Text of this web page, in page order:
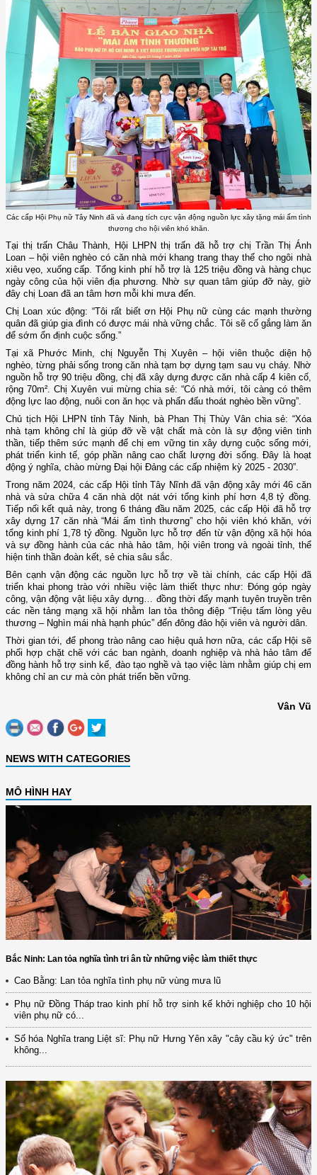
Các cấp Hội Phụ nữ Tây Ninh đã và đang tích cực vận động nguồn lực xây tặng mái ấm tình
thương cho hội viên khó khăn.
Tại thị trấn Châu Thành, Hội LHPN thị trấn đã hỗ trợ chị Trần Thị Ánh
Loan – hội viên nghèo có căn nhà mới khang trang thay thế cho ngôi nhà
xiêu vẹo, xuống cấp. Tổng kinh phí hỗ trợ là 125 triệu đồng và hàng chục
ngày công của hội viên địa phương. Nhờ sự quan tâm giúp đỡ này, giờ
đây chị Loan đã an tâm hơn mỗi khi mưa đến.
Chị Loan xúc động: “Tôi rất biết ơn Hội Phụ nữ cùng các mạnh thường
quân đã giúp gia đình có được mái nhà vững chắc. Tôi sẽ cố gắng làm ăn
để sớm ổn định cuộc sống.”
Tại xã Phước Minh, chị Nguyễn Thị Xuyên – hội viên thuộc diện hộ
nghèo, từng phải sống trong căn nhà tạm bợ dựng tạm sau vụ cháy. Nhờ
nguồn hỗ trợ 90 triệu đồng, chị đã xây dựng được căn nhà cấp 4 kiên cố,
rộng 70m². Chị Xuyên vui mừng chia sẻ: “Có nhà mới, tôi càng có thêm
động lực lao động, nuôi con ăn học và phấn đấu thoát nghèo bền vững”.
Chủ tịch Hội LHPN tỉnh Tây Ninh, bà Phan Thị Thùy Vân chia sẻ: “Xóa
nhà tạm không chỉ là giúp đỡ về vật chất mà còn là sự động viên tinh
thần, tiếp thêm sức mạnh để chị em vững tin xây dựng cuộc sống mới,
phát triển kinh tế, góp phần nâng cao chất lượng đời sống. Đây là hoạt
động ý nghĩa, chào mừng Đại hội Đảng các cấp nhiệm kỳ 2025 - 2030”.
Trong năm 2024, các cấp Hội tỉnh Tây Nĩnh đã vận động xây mới 46 căn
nhà và sửa chữa 4 căn nhà dột nát với tổng kinh phí hơn 4,8 tỷ đồng.
Tiếp nối kết quả này, trong 6 tháng đầu năm 2025, các cấp Hội đã hỗ trợ
xây dựng 17 căn nhà “Mái ấm tình thương” cho hội viên khó khăn, với
tổng kinh phí 1,78 tỷ đồng. Nguồn lực hỗ trợ đến từ vận động xã hội hóa
và sự đồng hành của các nhà hảo tâm, hội viên trong và ngoài tỉnh, thể
hiện tinh thần đoàn kết, sẻ chia sâu sắc.
Bên cạnh vận động các nguồn lực hỗ trợ về tài chính, các cấp Hội đã
triển khai phong trào với nhiều việc làm thiết thực như: Đóng góp ngày
công, vận động vật liệu xây dựng… đồng thời đẩy mạnh tuyên truyền trên
các nền tảng mạng xã hội nhằm lan tỏa thông điệp “Triệu tấm lòng yêu
thương – Nghìn mái nhà hạnh phúc” đến đông đảo hội viên và người dân.
Thời gian tới, để phong trào nâng cao hiệu quả hơn nữa, các cấp Hội sẽ
phối hợp chặt chẽ với các ban ngành, doanh nghiệp và nhà hảo tâm để
đồng hành hỗ trợ sinh kế, đào tạo nghề và tạo việc làm nhằm giúp chị em
không chỉ an cư mà còn phát triển bền vững.
Vân Vũ
NEWS WITH CATEGORIES
MÔ HÌNH HAY
Bắc Ninh: Lan tỏa nghĩa tình tri ân từ những việc làm thiết thực
Cao Bằng: Lan tỏa nghĩa tình phụ nữ vùng mưa lũ
Phụ nữ Đồng Tháp trao kinh phí hỗ trợ sinh kế khởi nghiệp cho 10 hội
viên phụ nữ có...
Số hóa Nghĩa trang Liệt sĩ: Phụ nữ Hưng Yên xây "cây cầu ký ức" trên
không...